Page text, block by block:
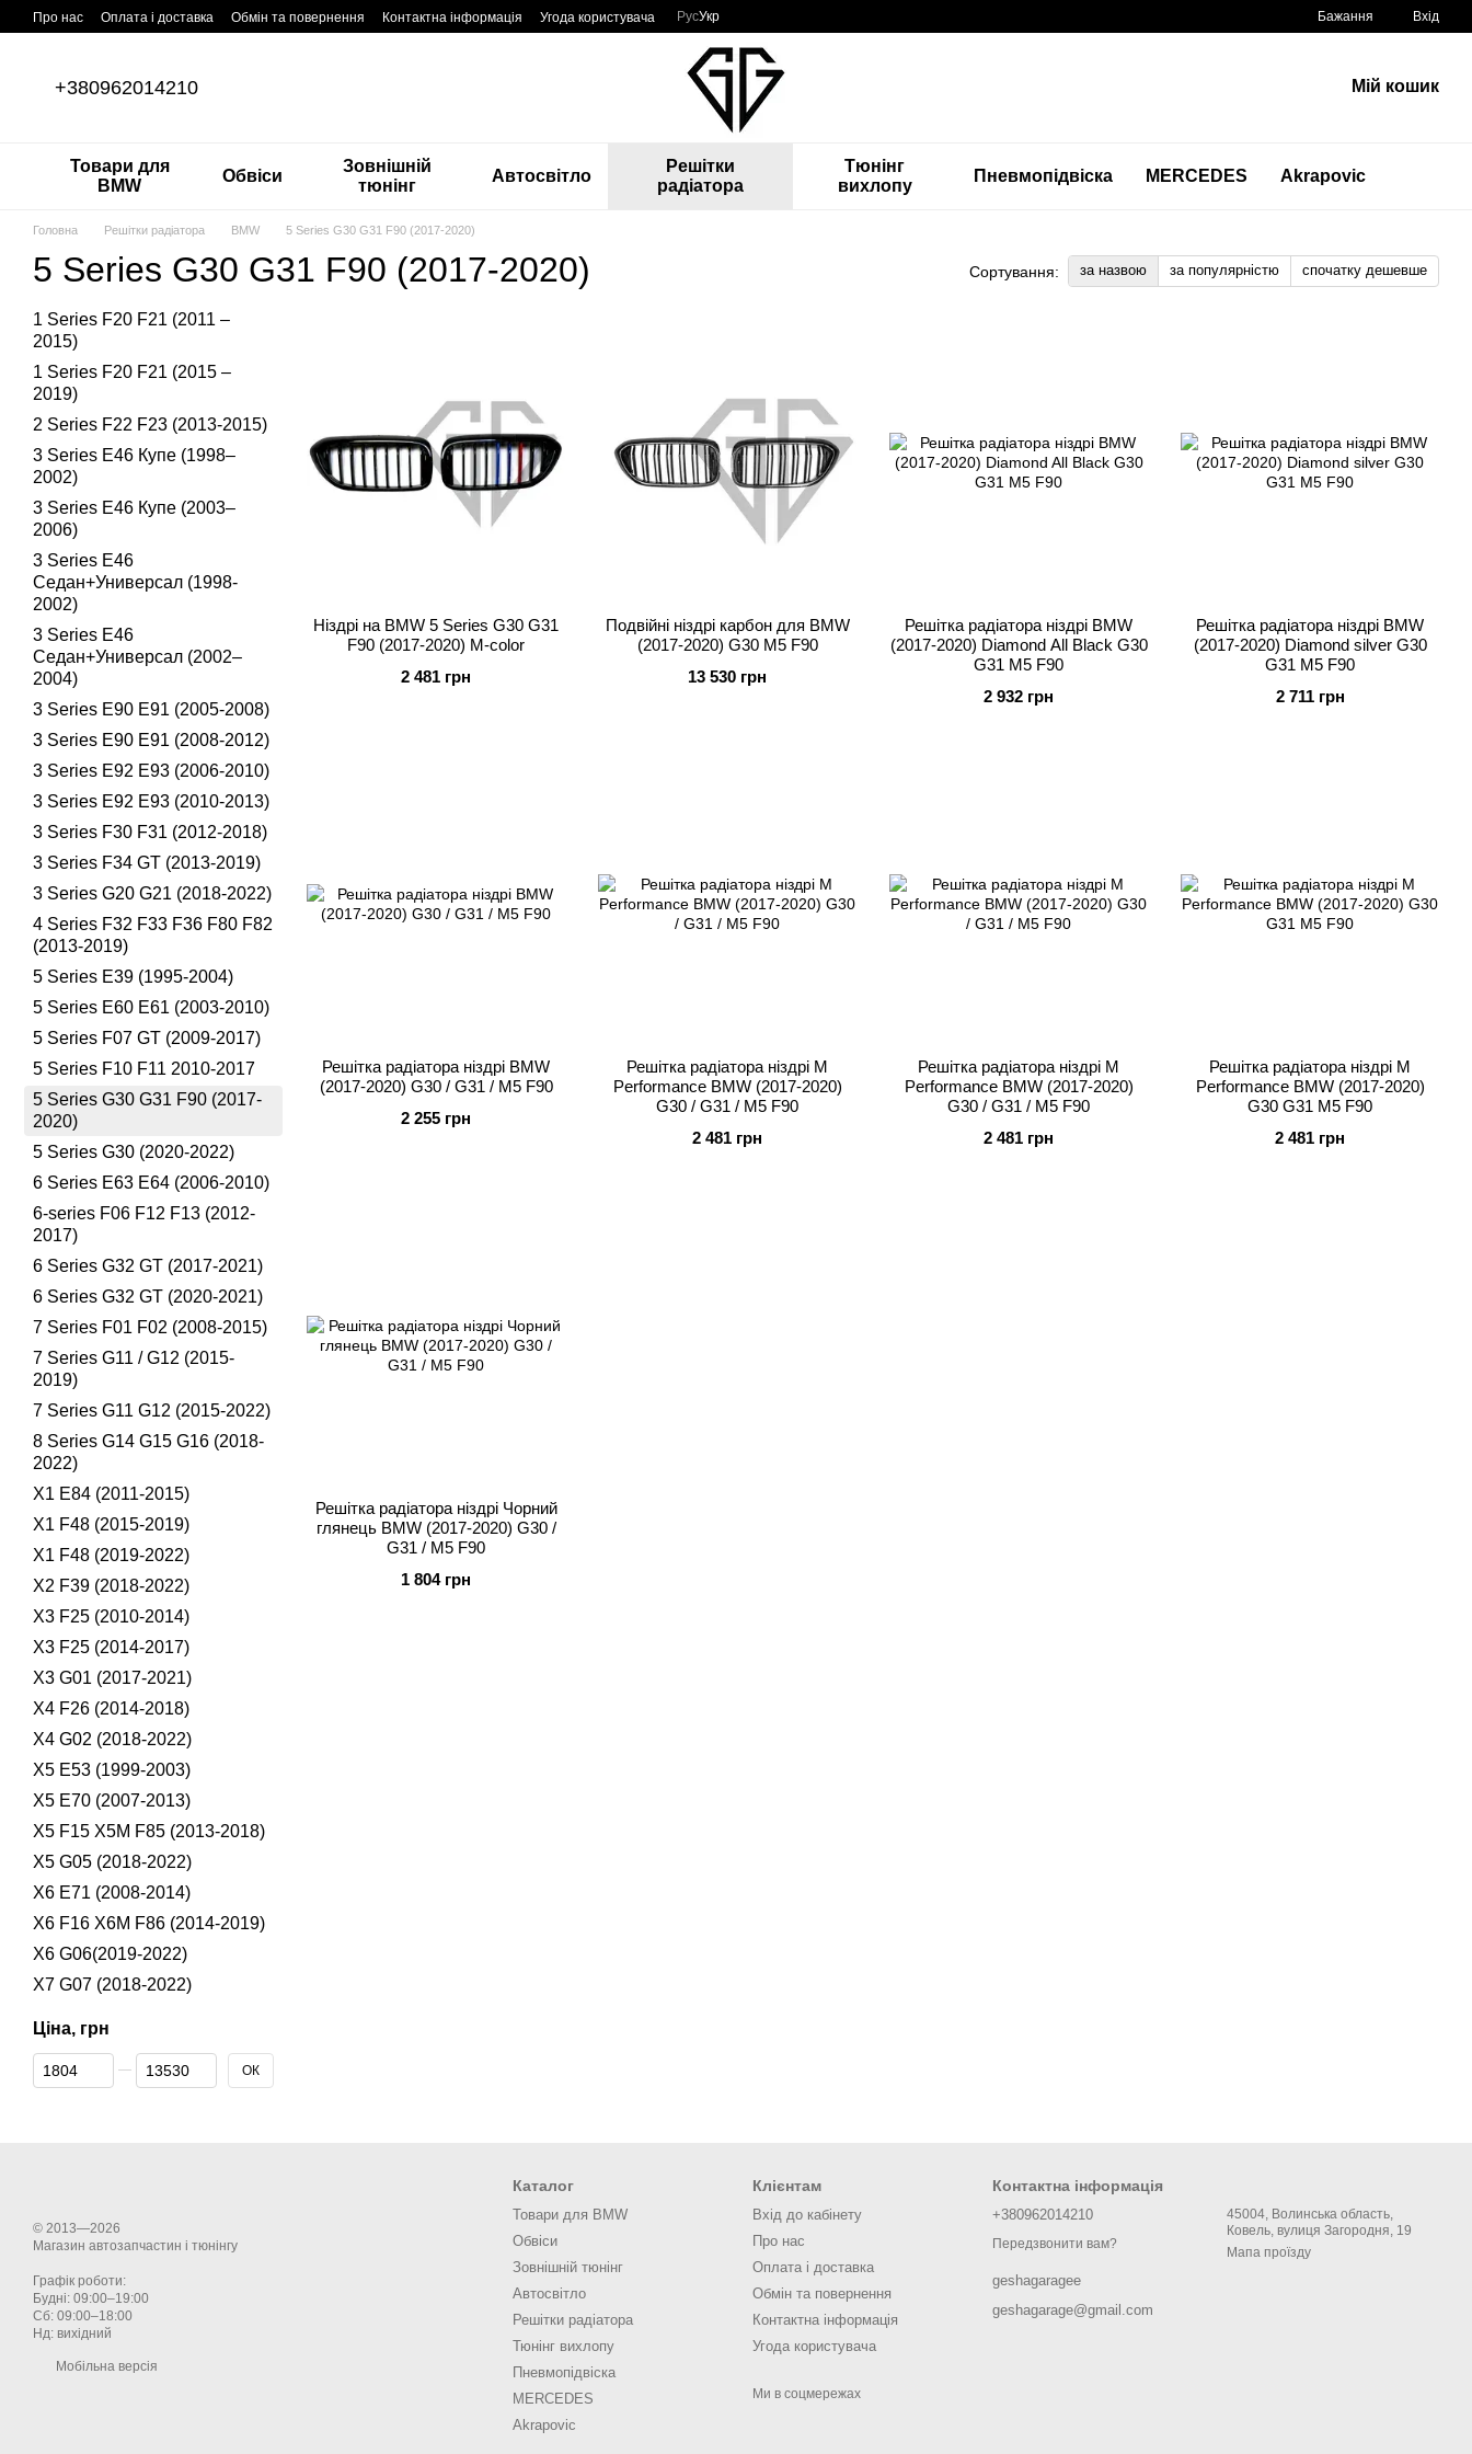
Перейти до основного контенту
Про нас Оплата і доставка Обмін та повернення Контактна інформація Угода користувача РусУкр Бажання Вхід
+380962014210 Мій кошик
Товари для
BMW
Обвіси
Зовнішній
тюнінг
Автосвітло
Решітки
радіатора
Тюнінг
вихлопу
Пневмопідвіска MERCEDES Akrapovic
Головна Решітки радіатора BMW 5 Series G30 G31 F90 (2017-2020)
5 Series G30 G31 F90 (2017-2020) Сортування: за назвою за популярністю спочатку дешевше
Ніздрі на BMW 5 Series G30 G31
F90 (2017-2020) M-color
2 481 грн
Подвійні ніздрі карбон для BMW
(2017-2020) G30 M5 F90
13 530 грн
Решітка радіатора ніздрі BMW
(2017-2020) Diamond All Black G30
G31 M5 F90
2 932 грн
Решітка радіатора ніздрі BMW
(2017-2020) Diamond silver G30
G31 M5 F90
2 711 грн
Решітка радіатора ніздрі BMW
(2017-2020) G30 / G31 / M5 F90
2 255 грн
Решітка радіатора ніздрі M
Performance BMW (2017-2020)
G30 / G31 / M5 F90
2 481 грн
Решітка радіатора ніздрі M
Performance BMW (2017-2020)
G30 / G31 / M5 F90
2 481 грн
Решітка радіатора ніздрі M
Performance BMW (2017-2020)
G30 G31 M5 F90
2 481 грн
Решітка радіатора ніздрі Чорний
глянець BMW (2017-2020) G30 /
G31 / M5 F90
1 804 грн
1 Series F20 F21 (2011 –
2015)
1 Series F20 F21 (2015 –
2019)
2 Series F22 F23 (2013-2015)
3 Series E46 Купе (1998–
2002)
3 Series E46 Купе (2003–
2006)
3 Series E46
Седан+Универсал (1998-
2002)
3 Series E46
Седан+Универсал (2002–
2004)
3 Series E90 E91 (2005-2008)
3 Series E90 E91 (2008-2012)
3 Series E92 E93 (2006-2010)
3 Series E92 E93 (2010-2013)
3 Series F30 F31 (2012-2018)
3 Series F34 GT (2013-2019)
3 Series G20 G21 (2018-2022)
4 Series F32 F33 F36 F80 F82
(2013-2019)
5 Series E39 (1995-2004)
5 Series E60 E61 (2003-2010)
5 Series F07 GT (2009-2017)
5 Series F10 F11 2010-2017
5 Series G30 G31 F90 (2017-
2020)
5 Series G30 (2020-2022)
6 Series E63 E64 (2006-2010)
6-series F06 F12 F13 (2012-
2017)
6 Series G32 GT (2017-2021)
6 Series G32 GT (2020-2021)
7 Series F01 F02 (2008-2015)
7 Series G11 / G12 (2015-
2019)
7 Series G11 G12 (2015-2022)
8 Series G14 G15 G16 (2018-
2022)
X1 E84 (2011-2015)
X1 F48 (2015-2019)
X1 F48 (2019-2022)
X2 F39 (2018-2022)
X3 F25 (2010-2014)
X3 F25 (2014-2017)
X3 G01 (2017-2021)
X4 F26 (2014-2018)
X4 G02 (2018-2022)
X5 E53 (1999-2003)
X5 E70 (2007-2013)
X5 F15 X5M F85 (2013-2018)
X5 G05 (2018-2022)
X6 E71 (2008-2014)
X6 F16 X6M F86 (2014-2019)
X6 G06(2019-2022)
X7 G07 (2018-2022)
Ціна, грн
Від Ціна, грн
До Ціна, грн ОК
© 2013—2026
Магазин автозапчастин і тюнінгу
Графік роботи:
Будні: 09:00–19:00
Сб: 09:00–18:00
Нд: вихідний
Мобільна версія
Каталог
Товари для BMW
Обвіси
Зовнішній тюнінг
Автосвітло
Решітки радіатора
Тюнінг вихлопу
Пневмопідвіска
MERCEDES
Akrapovic
Клієнтам
Вхід до кабінету
Про нас
Оплата і доставка
Обмін та повернення
Контактна інформація
Угода користувача
Ми в соцмережах
Контактна інформація
+380962014210
Передзвонити вам?
geshagaragee
geshagarage@gmail.com
45004, Волинська область,
Ковель, вулиця Загородня, 19
Мапа проїзду